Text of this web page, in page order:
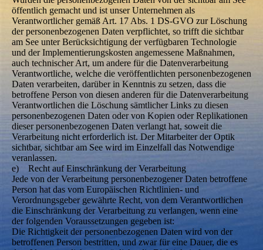
öffentlich gemacht und ist unser Unternehmen als
Verantwortlicher gemäß Art. 17 Abs. 1 DS-GVO zur Löschung
der personenbezogenen Daten verpflichtet, so trifft die sichtbar
am See unter Berücksichtigung der verfügbaren Technologie
und der Implementierungskosten angemessene Maßnahmen,
auch technischer Art, um andere für die Datenverarbeitung
Verantwortliche, welche die veröffentlichten personenbezogenen
Daten verarbeiten, darüber in Kenntnis zu setzen, dass die
betroffene Person von diesen anderen für die Datenverarbeitung
Verantwortlichen die Löschung sämtlicher Links zu diesen
personenbezogenen Daten oder von Kopien oder Replikationen
dieser personenbezogenen Daten verlangt hat, soweit die
Verarbeitung nicht erforderlich ist. Der Mitarbeiter der Optik
sichtbar, sichtbar am See wird im Einzelfall das Notwendige
veranlassen.
e) Recht auf Einschränkung der Verarbeitung
Jede von der Verarbeitung personenbezogener Daten betroffene
Person hat das vom Europäischen Richtlinien- und
Verordnungsgeber gewährte Recht, von dem Verantwortlichen
die Einschränkung der Verarbeitung zu verlangen, wenn eine
der folgenden Voraussetzungen gegeben ist:
Die Richtigkeit der personenbezogenen Daten wird von der
betroffenen Person bestritten, und zwar für eine Dauer, die es